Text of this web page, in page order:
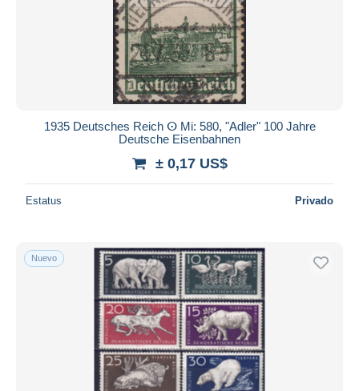
1935 Deutsches Reich ⵙ Mi: 580, "Adler" 100 Jahre
Deutsche Eisenbahnen
± 0,17 US$
Estatus Privado
Nuevo